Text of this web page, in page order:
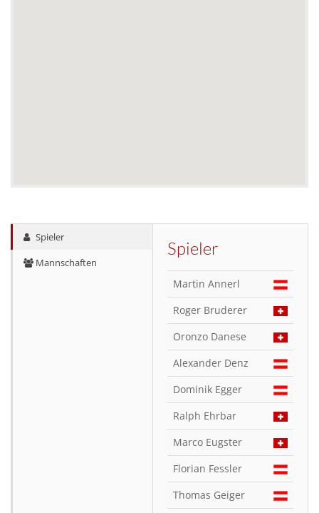
Spieler
Mannschaften
Spieler
Martin Annerl
Roger Bruderer
Oronzo Danese
Alexander Denz
Dominik Egger
Ralph Ehrbar
Marco Eugster
Florian Fessler
Thomas Geiger